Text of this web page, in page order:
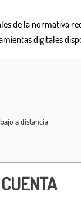
de la normativa
digitales
a distancia